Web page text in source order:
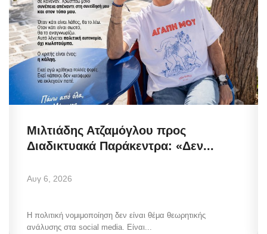
Μιλτιάδης Ατζαμόγλου προς
Διαδικτυακά Παράκεντρα: «Δεν...
Αυγ 6, 2026
Η πολιτική νομιμοποίηση δεν είναι θέμα θεωρητικής
ανάλυσης στα social media. Είναι...